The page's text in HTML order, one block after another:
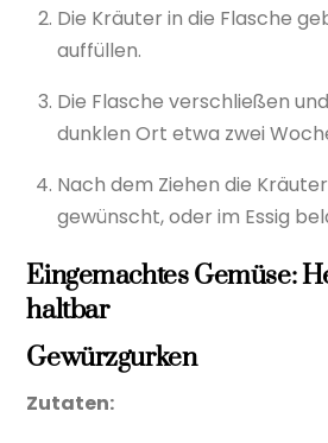
Die Kräuter in die Flasche
auffüllen.
Die Flasche verschließen
dunklen Ort etwa zwei
Nach dem Ziehen die
gewünscht, oder im Essig
Eingemachtes Gemüse:
haltbar
Gewürzgurken
Zutaten: